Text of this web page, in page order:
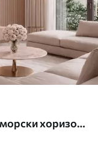
хоризонт